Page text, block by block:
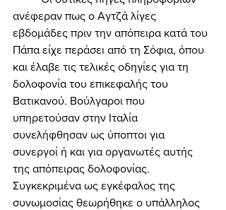
ανέφεραν πως ο Αγτζά λίγες
εβδομάδες πριν την απόπειρα κατά του
Πάπα είχε περάσει από τη Σόφια, όπου
και έλαβε τις τελικές οδηγίες για τη
δολοφονία του επικεφαλής του
Βατικανού. Βούλγαροι που
υπηρετούσαν στην Ιταλία
συνελήφθησαν ως ύποπτοι για
συνεργοί ή και για οργανωτές αυτής
της απόπειρας δολοφονίας.
Συγκεκριμένα ως εγκέφαλος της
συνωμοσίας θεωρήθηκε ο υπάλληλος